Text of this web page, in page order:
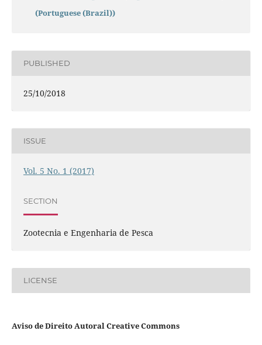
(Portuguese (Brazil))
PUBLISHED
25/10/2018
ISSUE
Vol. 5 No. 1 (2017)
SECTION
Zootecnia e Engenharia de Pesca
LICENSE
Aviso de Direito Autoral Creative Commons